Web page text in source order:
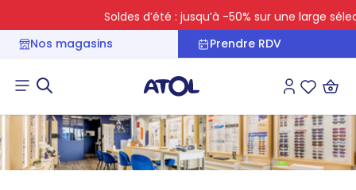
Soldes d’été : jusqu’à -50% sur une large
Nos magasins
Prendre RDV
Connexion